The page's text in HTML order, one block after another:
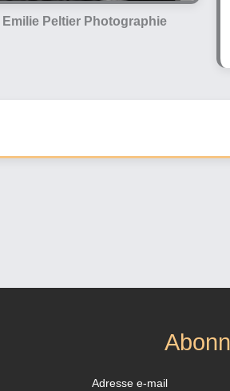
Emilie Peltier Photographie
Adresse e-mail